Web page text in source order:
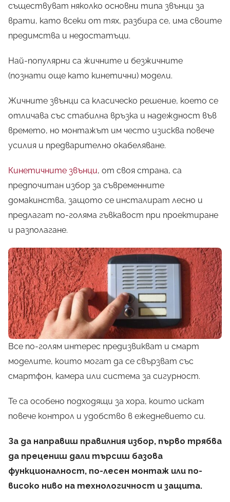
съществуват няколко основни типа звънци за
врати, като всеки от тях, разбира се, има своите
предимства и недостатъци.
Най-популярни са жичните и безжичните
(познати още като кинетични) модели.
Жичните звънци са класическо решение, което се
отличава със стабилна връзка и надеждност във
времето, но монтажът им често изисква повече
усилия и предварително окабеляване.
Кинетичните звънци, от своя страна, са
предпочитан избор за съвременните
домакинства, защото се инсталират лесно и
предлагат по-голяма гъвкавост при проектиране
и разполагане.
Все по-голям интерес предизвикват и смарт
моделите, които могат да се свързват със
смартфон, камера или система за сигурност.
Те са особено подходящи за хора, които искат
повече контрол и удобство в ежедневието си.
За да направиш правилния избор, първо трябва
да прецениш дали търсиш базова
функционалност, по-лесен монтаж или по-
високо ниво на технологичност и защита.